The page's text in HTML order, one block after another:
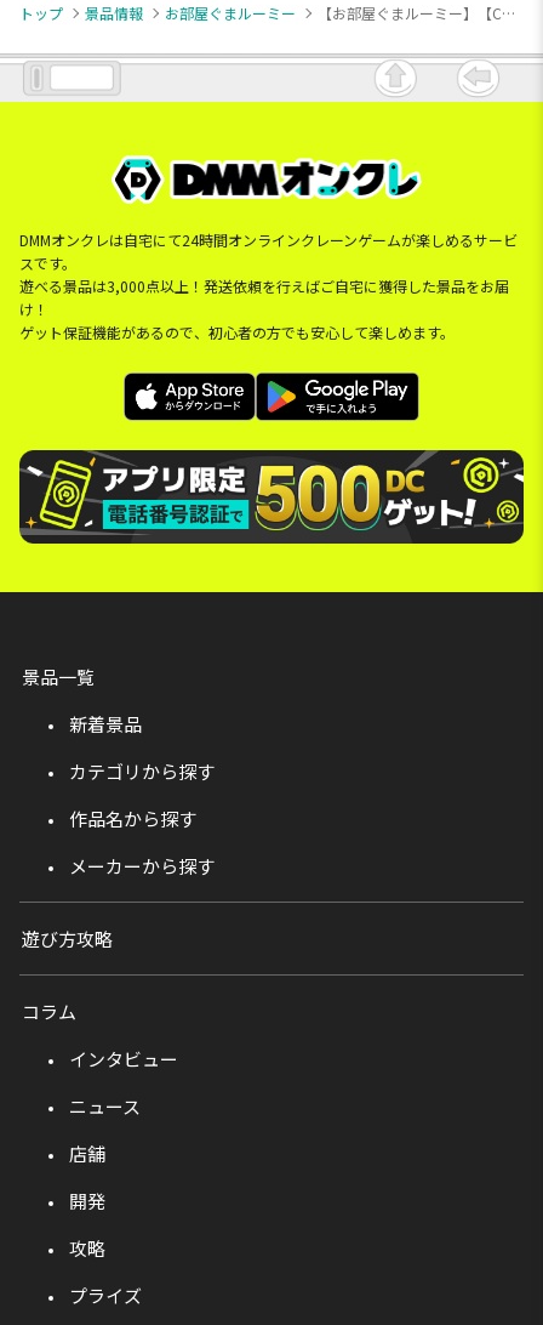
トップ
景品情報 お部屋ぐまルーミー 【お部屋ぐまルーミー】【Cモルー】お部屋ぐまルーミー ふわふわぬいぐるみ
DMMオンクレは自宅にて24時間オンラインクレーンゲームが楽しめるサービ
スです。
遊べる景品は3,000点以上！発送依頼を行えばご自宅に獲得した景品をお届
け！
ゲット保証機能があるので、初心者の方でも安心して楽しめます。
景品一覧
新着景品
カテゴリから探す
作品名から探す
メーカーから探す
遊び方攻略
コラム
インタビュー
ニュース
店舗
開発
攻略
プライズ